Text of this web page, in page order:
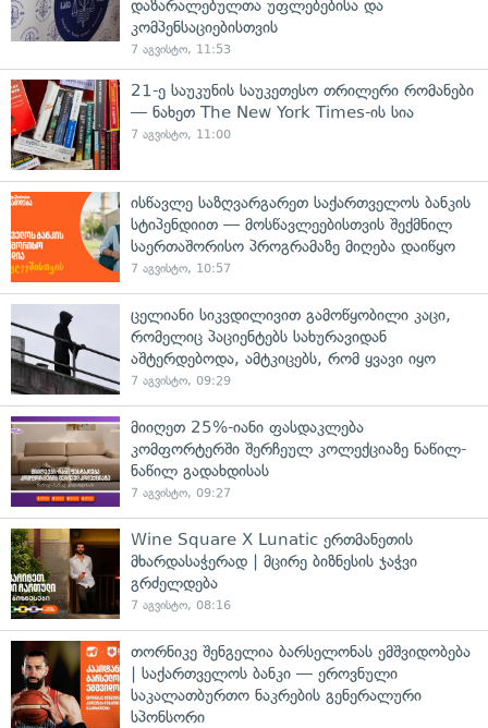
დაზარალებულთა უფლებებისა და
კომპენსაციებისთვის
7 აგვისტო, 11:53
21-ე საუკუნის საუკეთესო თრილერი რომანები
— ნახეთ The New York Times-ის სია
7 აგვისტო, 11:00
ისწავლე საზღვარგარეთ საქართველოს ბანკის
სტიპენდიით — მოსწავლეებისთვის შექმნილ
საერთაშორისო პროგრამაზე მიღება დაიწყო
7 აგვისტო, 10:57
ცელიანი სიკვდილივით გამოწყობილი კაცი,
რომელიც პაციენტებს სახურავიდან
აშტერდებოდა, ამტკიცებს, რომ ყვავი იყო
7 აგვისტო, 09:29
მიიღეთ 25%-იანი ფასდაკლება
კომფორტერში შერჩეულ კოლექციაზე ნაწილ-
ნაწილ გადახდისას
7 აგვისტო, 09:27
Wine Square X Lunatic ერთმანეთის
მხარდასაჭერად | მცირე ბიზნესის ჯაჭვი
გრძელდება
7 აგვისტო, 08:16
თორნიკე შენგელია ბარსელონას ემშვიდობება
| საქართველოს ბანკი — ეროვნული
საკალათბურთო ნაკრების გენერალური
სპონსორი